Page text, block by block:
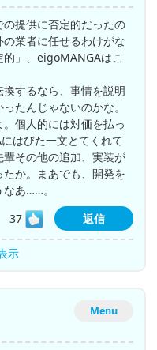
提供に否定的だったの
業者に任せるわけがな
」、eigoMANGAはこ
するなら、事情を説明
たんじゃないのかな。
個人的には対価を払っ
はびた一文とてくれて
その他の追加、実装が
か。まあでも、開発を
あ……。
37
返信
示
Menu